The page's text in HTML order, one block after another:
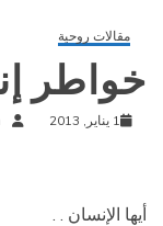
مقالات روحية
خواطر
1 يناير, 2013
أيها الإنسان . .